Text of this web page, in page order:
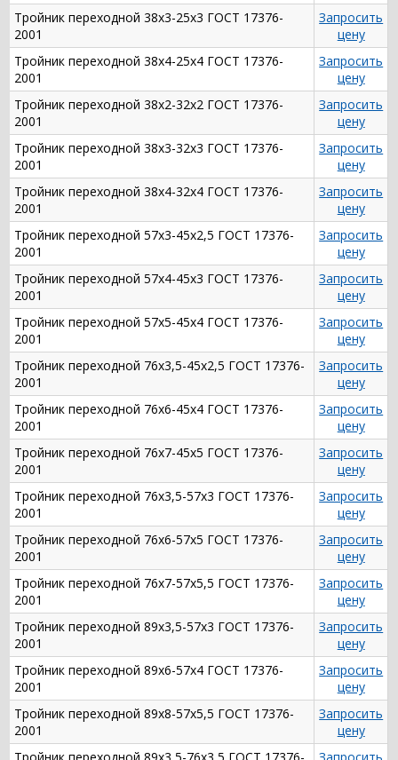
Тройник переходной 38х3-25х3 ГОСТ 17376-
2001
Запросить
цену
Тройник переходной 38х4-25х4 ГОСТ 17376-
2001
Запросить
цену
Тройник переходной 38х2-32х2 ГОСТ 17376-
2001
Запросить
цену
Тройник переходной 38х3-32х3 ГОСТ 17376-
2001
Запросить
цену
Тройник переходной 38х4-32х4 ГОСТ 17376-
2001
Запросить
цену
Тройник переходной 57х3-45х2,5 ГОСТ 17376-
2001
Запросить
цену
Тройник переходной 57х4-45х3 ГОСТ 17376-
2001
Запросить
цену
Тройник переходной 57х5-45х4 ГОСТ 17376-
2001
Запросить
цену
Тройник переходной 76х3,5-45х2,5 ГОСТ 17376-
2001
Запросить
цену
Тройник переходной 76х6-45х4 ГОСТ 17376-
2001
Запросить
цену
Тройник переходной 76х7-45х5 ГОСТ 17376-
2001
Запросить
цену
Тройник переходной 76х3,5-57х3 ГОСТ 17376-
2001
Запросить
цену
Тройник переходной 76х6-57х5 ГОСТ 17376-
2001
Запросить
цену
Тройник переходной 76х7-57х5,5 ГОСТ 17376-
2001
Запросить
цену
Тройник переходной 89х3,5-57х3 ГОСТ 17376-
2001
Запросить
цену
Тройник переходной 89х6-57х4 ГОСТ 17376-
2001
Запросить
цену
Тройник переходной 89х8-57х5,5 ГОСТ 17376-
2001
Запросить
цену